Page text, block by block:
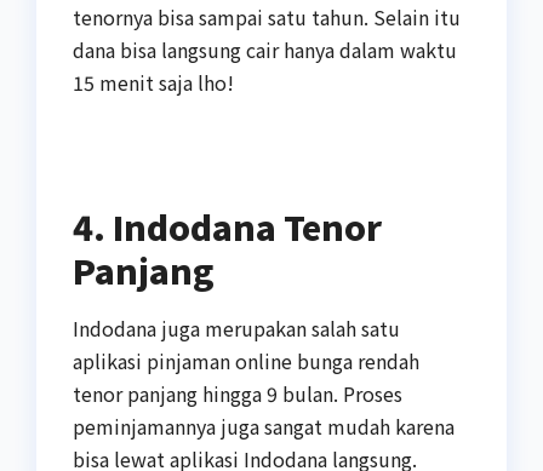
tenornya bisa sampai satu tahun. Selain itu
dana bisa langsung cair hanya dalam waktu
15 menit saja lho!
4. Indodana Tenor
Panjang
Indodana juga merupakan salah satu
aplikasi pinjaman online bunga rendah
tenor panjang hingga 9 bulan. Proses
peminjamannya juga sangat mudah karena
bisa lewat aplikasi Indodana langsung.